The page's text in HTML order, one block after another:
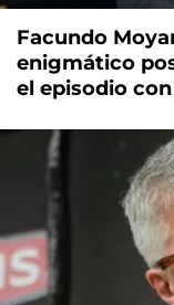
Facundo
enigmático
el episodio